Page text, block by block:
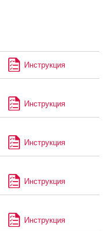
Инструкция
Инструкция
Инструкция
Инструкция
Инструкция